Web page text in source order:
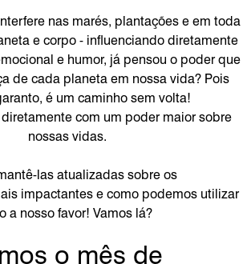
nas marés, plantações e em toda
e corpo - influenciando diretamente
e humor, já pensou o poder que
de cada planeta em nossa vida? Pois
é um caminho sem volta!
com um poder maior sobre
nossas vidas.
las atualizadas sobre os
impactantes e como podemos utilizar
a nosso favor! Vamos lá?
o mês de